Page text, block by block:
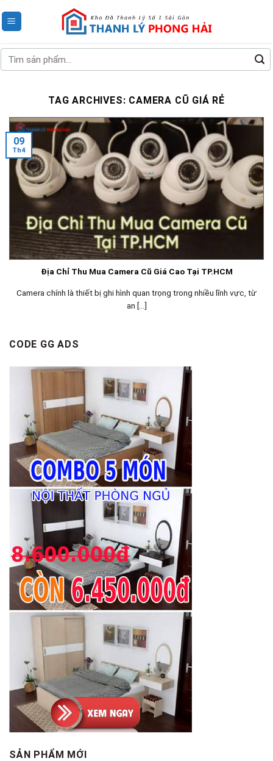
to
Tìm
kiếm:
TAG ARCHIVES: CAMERA CŨ GIÁ RẺ
Địa Chỉ Thu Mua Camera Cũ Giá Cao Tại TP.HCM
Camera chính là thiết bị ghi hình quan trọng trong nhiều lĩnh vực, từ
an [...]
09
Th4
CODE GG ADS
SẢN PHẨM MỚI